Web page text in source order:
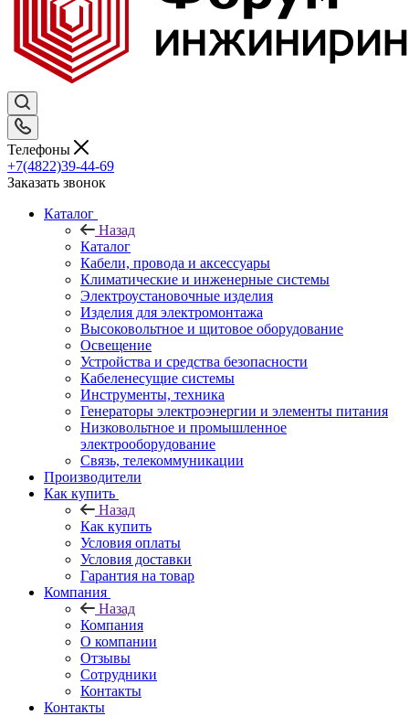
Телефоны
+7(4822)39-44-69
Заказать звонок
Каталог
Назад
Каталог
Кабели, провода и аксессуары
Климатические и инженерные системы
Электроустановочные изделия
Изделия для электромонтажа
Высоковольтное и щитовое оборудование
Освещение
Устройства и средства безопасности
Кабеленесущие системы
Инструменты, техника
Генераторы электроэнергии и элементы питания
Низковольтное и промышленное
электрооборудование
Связь, телекоммуникации
Производители
Как купить
Назад
Как купить
Условия оплаты
Условия доставки
Гарантия на товар
Компания
Назад
Компания
О компании
Отзывы
Сотрудники
Контакты
Контакты